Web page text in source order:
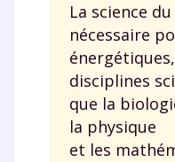
La science
nécessaire
disciplines
que la
la physique
et les